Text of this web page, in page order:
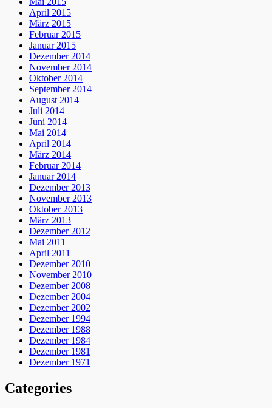
April 2015
März 2015
Februar 2015
Januar 2015
Dezember 2014
November 2014
Oktober 2014
September 2014
August 2014
Juli 2014
Juni 2014
Mai 2014
April 2014
März 2014
Februar 2014
Januar 2014
Dezember 2013
November 2013
Oktober 2013
März 2013
Dezember 2012
Mai 2011
April 2011
Dezember 2010
November 2010
Dezember 2008
Dezember 2004
Dezember 2002
Dezember 1994
Dezember 1988
Dezember 1984
Dezember 1981
Dezember 1971
Categories